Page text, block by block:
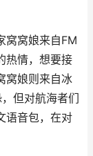
窝窝娘来自FM
热情，想要接
窝娘则来自冰
但对航海者们
语音包，在对